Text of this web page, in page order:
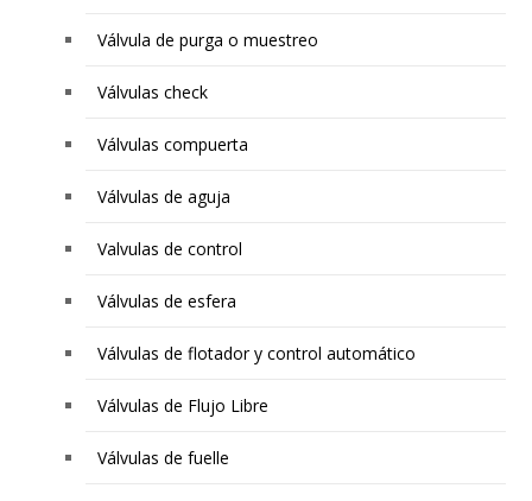
Válvula de purga o muestreo
Válvulas check
Válvulas compuerta
Válvulas de aguja
Valvulas de control
Válvulas de esfera
Válvulas de flotador y control automático
Válvulas de Flujo Libre
Válvulas de fuelle